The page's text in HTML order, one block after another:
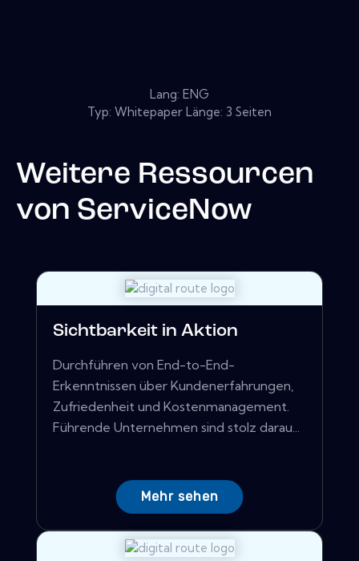
Lang: ENG
Typ: Whitepaper Länge: 3 Seiten
Weitere Ressourcen
von ServiceNow
Sichtbarkeit in Aktion
Durchführen von End-to-End-
Erkenntnissen über Kundenerfahrungen,
Zufriedenheit und Kostenmanagement.
Führende Unternehmen sind stolz darau...
Mehr sehen